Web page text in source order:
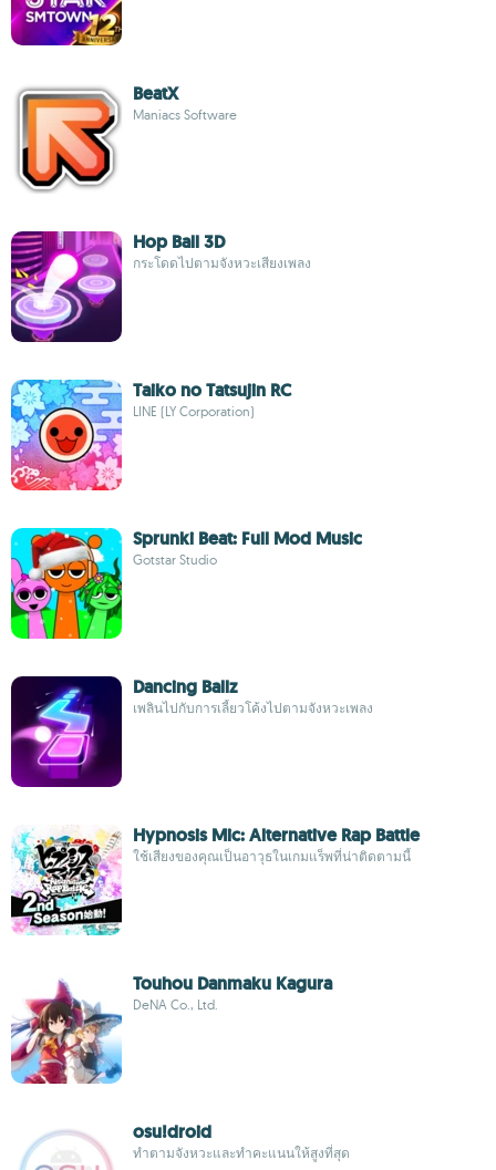
BeatX
Maniacs Software
Hop Ball 3D
กระโดดไปตามจังหวะเสียงเพลง
Taiko no Tatsujin RC
LINE (LY Corporation)
Sprunki Beat: Full Mod Music
Gotstar Studio
Dancing Ballz
เพลินไปกับการเลี้ยวโค้งไปตามจังหวะเพลง
Hypnosis Mic: Alternative Rap Battle
ใช้เสียงของคุณเป็นอาวุธในเกมแร็พที่น่าติดตามนี้
Touhou Danmaku Kagura
DeNA Co., Ltd.
osu!droid
ทำตามจังหวะและทำคะแนนให้สูงที่สุด